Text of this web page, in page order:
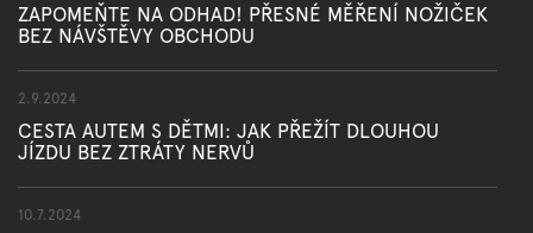
ZAPOMEŇTE NA ODHAD! PŘESNÉ MĚŘENÍ NOŽIČEK
BEZ NÁVŠTĚVY OBCHODU
2.9.2024
CESTA AUTEM S DĚTMI: JAK PŘEŽÍT DLOUHOU
JÍZDU BEZ ZTRÁTY NERVŮ
10.7.2024